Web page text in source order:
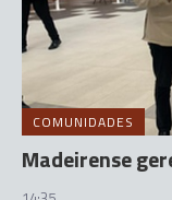
COMUNIDADES
Madeirense